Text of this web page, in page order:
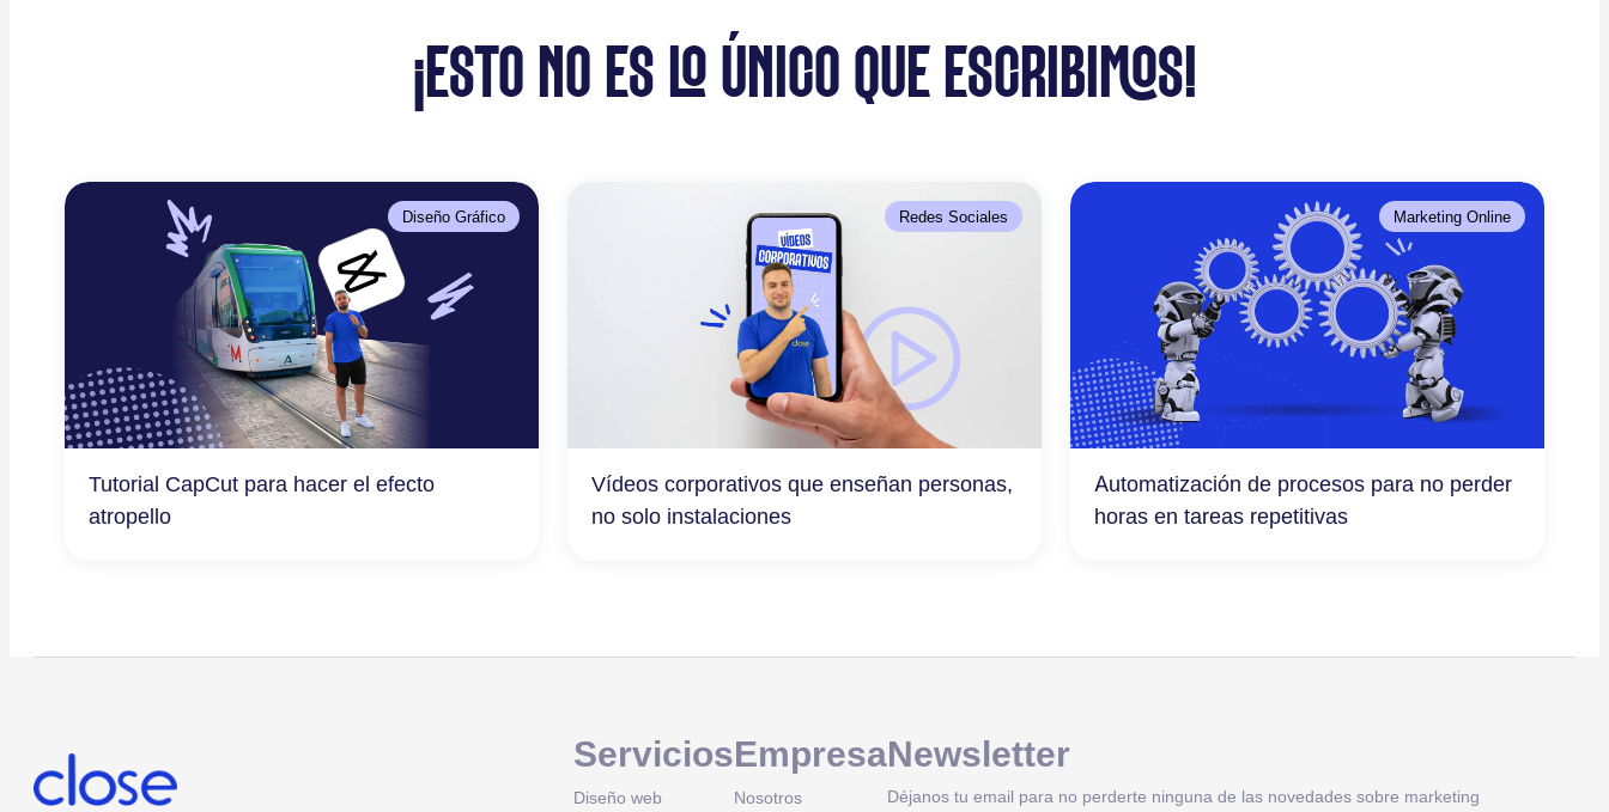
¡ESTO NO ES LO ÚNICO QUE ESCRIBIMOS!
Diseño Gráfico
Tutorial CapCut para hacer el efecto
atropello
Redes Sociales
Vídeos corporativos que enseñan personas,
no solo instalaciones
Marketing Online
Automatización de procesos para no perder
horas en tareas repetitivas
Servicios
Diseño web
Empresa
Nosotros
Newsletter
Déjanos tu email para no perderte ninguna de las novedades sobre marketing